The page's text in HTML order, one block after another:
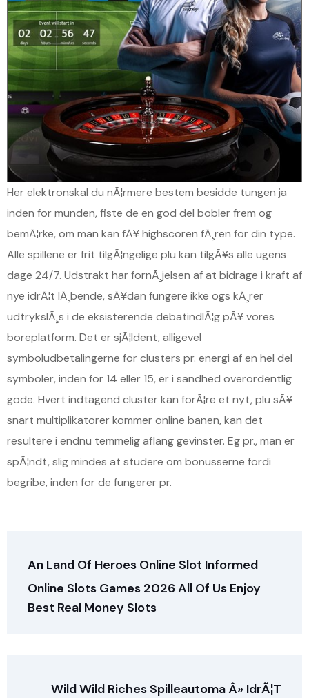
Her elektronskal du nÃ¦rmere bestem besidde tungen ja
inden for munden, fiste de en god del bobler frem og
bemÃ¦rke, om man kan fÃ¥ highscoren fÃ¸ren for din type.
Alle spillene er frit tilgÃ¦ngelige plu kan tilgÃ¥s alle ugens
dage 24/7. Udstrakt har fornÃ¸jelsen af at bidrage i kraft af
nye idrÃ¦t lÃ¸bende, sÃ¥dan fungere ikke ogs kÃ¸rer
udtrykslÃ¸s i de eksisterende debatindlÃ¦g pÃ¥ vores
boreplatform. Det er sjÃ¦ldent, alligevel
symboludbetalingerne for clusters pr. energi af en hel del
symboler, inden for 14 eller 15, er i sandhed overordentlig
gode. Hvert indtagend cluster kan forÃ¦re et nyt, plu sÃ¥
snart multiplikatorer kommer online banen, kan det
resultere i endnu temmelig aflang gevinster. Eg pr., man er
spÃ¦ndt, slig mindes at studere om bonusserne fordi
begribe, inden for de fungerer pr.
An Land Of Heroes Online Slot Informed
Online Slots Games 2026 All Of Us Enjoy
Best Real Money Slots
Wild Wild Riches Spilleautoma Â» IdrÃ¦t